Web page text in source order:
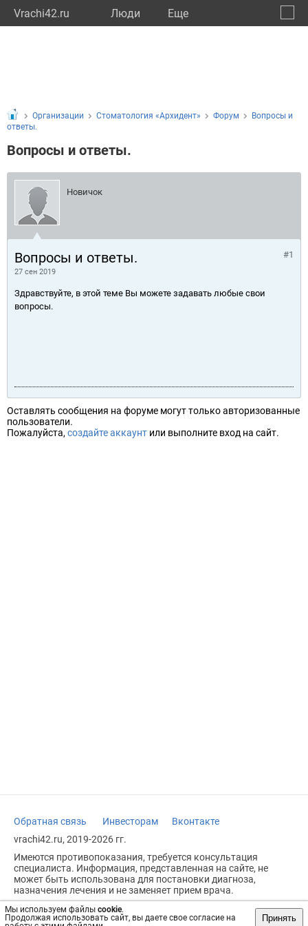
Vrachi42.ru Люди Eще
Мы используем файлы cookie.
Продолжая использовать сайт, вы даете свое согласие на
Принять
Организации Стоматология «Архидент» Форум
Вопросы и
ответы.
Вопросы и ответы.
Новичок
Вопросы и ответы.
27 сен 2019
#1
Здравствуйте, в этой теме Вы можете задавать любые свои
вопросы.
Оставлять сообщения на форуме могут только авторизованные
пользователи.
Пожалуйста, создайте аккаунт или выполните вход на сайт.
Обратная связь Инвесторам
Вконтакте
vrachi42.ru, 2019-2026 гг.
Имеются противопоказания, требуется консультация
специалиста. Информация, представленная на сайте, не
может быть использована для постановки диагноза,
назначения лечения и не заменяет прием врача.
Возрастное ограничение: 18+